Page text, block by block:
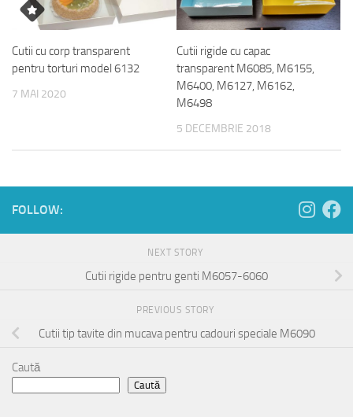
Cutii cu corp transparent
pentru torturi model 6132
7 MAI 2020
Cutii rigide cu capac
transparent M6085, M6155,
M6400, M6127, M6162,
M6498
5 DECEMBRIE 2018
FOLLOW:
NEXT STORY
Cutii rigide pentru genti M6057-6060
PREVIOUS STORY
Cutii tip tavite din mucava pentru cadouri speciale M6090
Caută
Caută